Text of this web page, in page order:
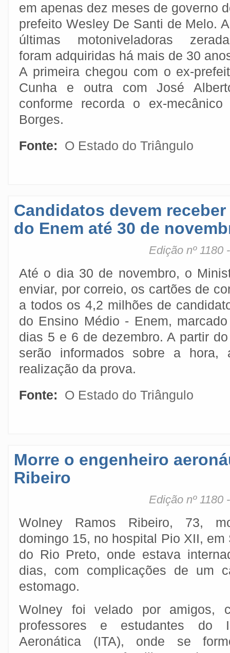
em apenas dez meses de governo
prefeito Wesley De Santi de Melo.
últimas motoniveladoras
foram adquiridas há mais de 30
A primeira chegou com o ex-
Cunha e outra com José
conforme recorda o ex-
Borges.
Fonte:
O Estado do Triângulo
Candidatos devem
do Enem até 30 de
Edição nº 1180
Até o dia 30 de novembro, o
enviar, por correio, os cartões de
a todos os 4,2 milhões de
do Ensino Médio - Enem,
dias 5 e 6 de dezembro. A partir
serão informados sobre a
realização da prova.
Fonte:
O Estado do Triângulo
Morre o engenheiro
Ribeiro
Edição nº 1180
Wolney Ramos Ribeiro, 73,
domingo 15, no hospital Pio XII, em
do Rio Preto, onde estava
dias, com complicações de um
estomago.
Wolney foi velado por amigos,
professores e estudantes do
Aeronática (ITA), onde se